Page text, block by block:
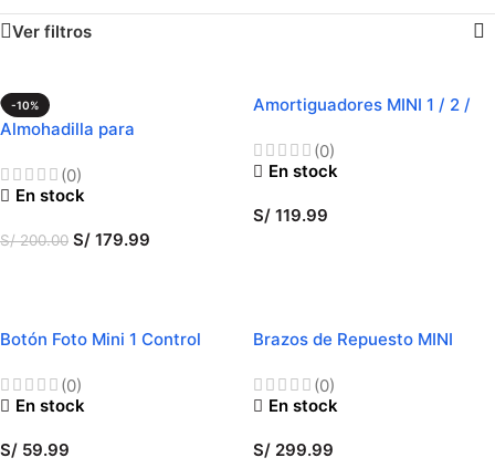
Ver filtros
-10%
Almohadilla para
(0)
En stock
S/200.00 S/ 179.99
Amortiguadores MINI 1 / 2 /
(0)
En stock
S/ 119.99
Botón Foto Mini 1 Control
(0)
En stock
S/ 59.99
Brazos de Repuesto MINI
(0)
En stock
S/ 299.99